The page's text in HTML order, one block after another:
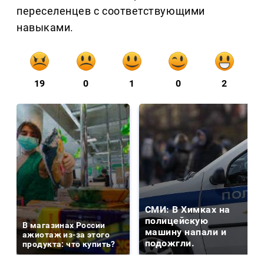
переселенцев с соответствующими
навыками.
19 0 1 0 2
В магазинах России
ажиотаж из-за этого
продукта: что купить?
СМИ: В Химках на
полицейскую
машину напали и
подожгли.